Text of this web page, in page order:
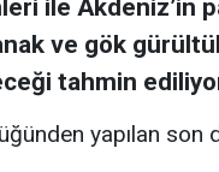
ile Akdeniz’in
ve gök
tahmin
yapılan son